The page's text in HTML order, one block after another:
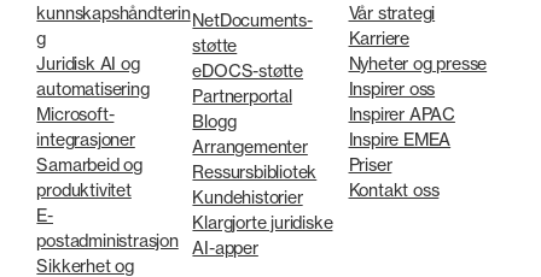
kunnskapshåndterin
g
Juridisk AI og
automatisering
Microsoft-
integrasjoner
Samarbeid og
produktivitet
E-
postadministrasjon
Sikkerhet og
NetDocuments-
støtte
eDOCS-støtte
Partnerportal
Blogg
Arrangementer
Ressursbibliotek
Kundehistorier
Klargjorte juridiske
AI-apper
Vår strategi
Karriere
Nyheter og presse
Inspirer oss
Inspirer APAC
Inspire EMEA
Priser
Kontakt oss